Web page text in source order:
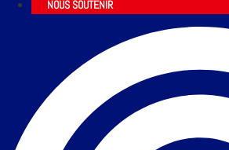
NOUS SOUTENIR